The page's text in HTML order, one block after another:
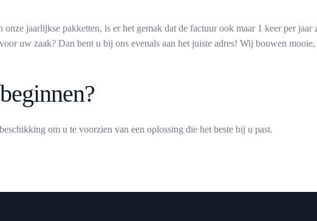
jaarlijkse pakketten, is er het gemak dat de factuur ook maar 1 keer per jaar
uw zaak? Dan bent u bij ons evenals aan het juiste adres! Wij bouwen
beschikking om u te voorzien van eenoplossing die het beste bij u past.